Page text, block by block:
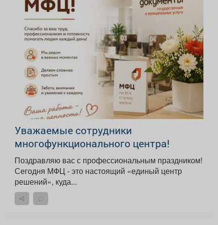
Уважаемые сотрудники
многофункционального центра!
Поздравляю вас с профессиональным праздником!
Сегодня МФЦ - это настоящий «единый центр
решений», куда...